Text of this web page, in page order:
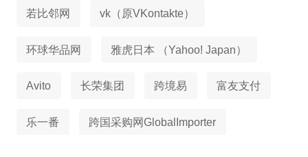
若比邻网 vk（原VKontakte）
环球华品网 雅虎日本 （Yahoo! Japan）
Avito 长荣集团 跨境易 富友支付
乐一番 跨国采购网GlobalImporter